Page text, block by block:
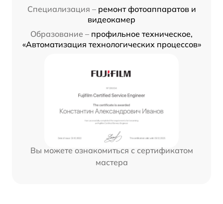
Специализация – ремонт фотоаппаратов и
видеокамер
Образование – профильное техническое,
«Автоматизация технологических процессов»
Вы можете ознакомиться с сертификатом
мастера